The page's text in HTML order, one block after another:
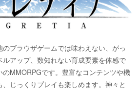
ブラウザゲームでは味わえない、がっ
アップ、数知れない育成要素を体感で
のMMORPGです。豊富なコンテンツや機
じっくりプレイも楽しめます。神々と